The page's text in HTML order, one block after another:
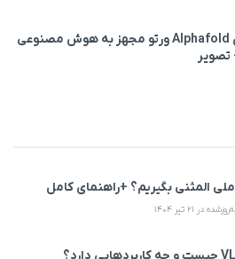
گوشی لوکس Alphafold ورتو مجهز به هوش مصنوعی
المثنی بگیریم؟ +راهنمای کامل